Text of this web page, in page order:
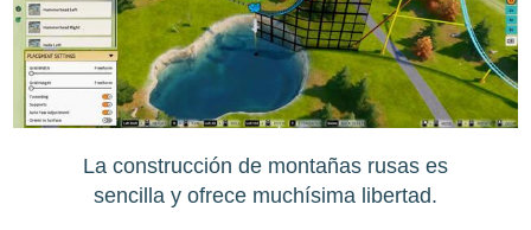
La construcción de montañas rusas es
sencilla y ofrece muchísima libertad.